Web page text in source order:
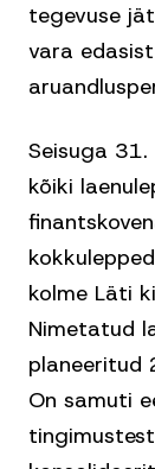
tegevuse
vara
Seisuga
kõiki
kolme Läti
Nimetatud
planeeritud
On samuti